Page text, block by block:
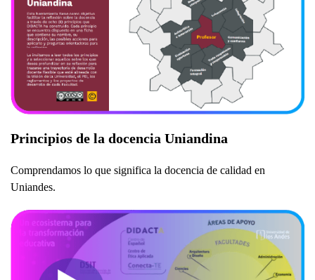
Principios de la docencia Uniandina
Comprendamos lo que significa la docencia de calidad en
Uniandes.